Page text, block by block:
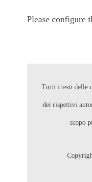
Please configure
Tutti i testi delle
dei rispettivi
scopo